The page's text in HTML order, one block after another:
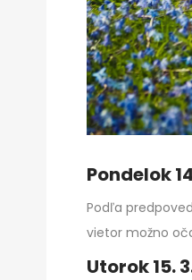
Pondelok
Podľa
vietor možno
Utorok 15.